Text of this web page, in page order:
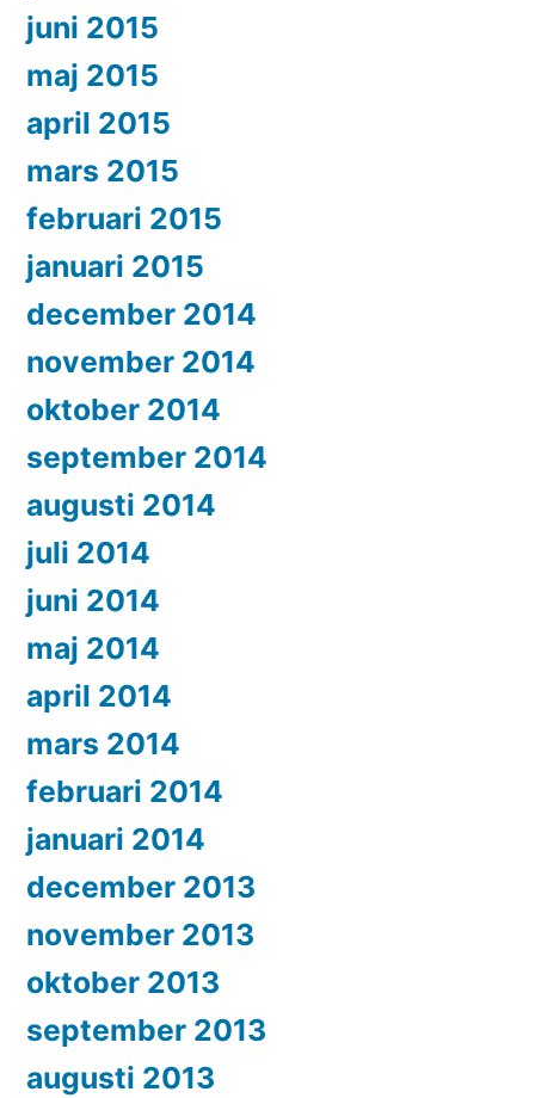
juni 2015
maj 2015
april 2015
mars 2015
februari 2015
januari 2015
december 2014
november 2014
oktober 2014
september 2014
augusti 2014
juli 2014
juni 2014
maj 2014
april 2014
mars 2014
februari 2014
januari 2014
december 2013
november 2013
oktober 2013
september 2013
augusti 2013